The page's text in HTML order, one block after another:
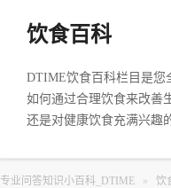
饮食百科
DTIME饮食百科栏目是您
如何通过合理饮食来改善
还是对健康饮食充满兴趣
专业问答知识小百科_DTIME» 饮